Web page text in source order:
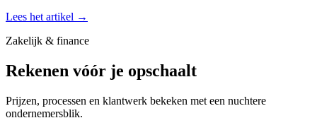
Lees het artikel →
Zakelijk & finance
Rekenen vóór je opschaalt
Prijzen, processen en klantwerk bekeken met een nuchtere
ondernemersblik.